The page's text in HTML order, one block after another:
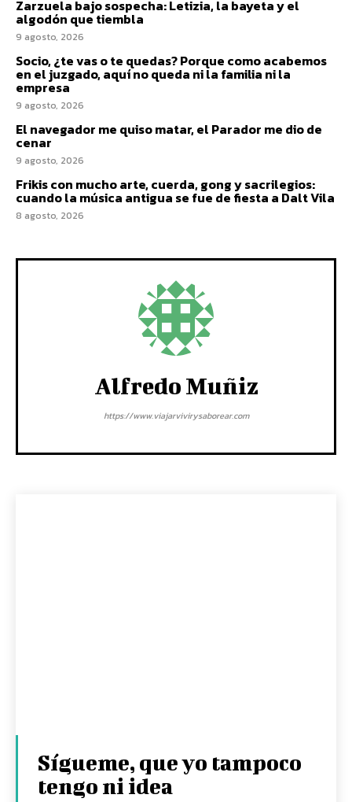
Zarzuela bajo sospecha: Letizia, la bayeta y el
algodón que tiembla
9 agosto, 2026
Socio, ¿te vas o te quedas? Porque como acabemos
en el juzgado, aquí no queda ni la familia ni la
empresa
9 agosto, 2026
El navegador me quiso matar, el Parador me dio de
cenar
9 agosto, 2026
Frikis con mucho arte, cuerda, gong y sacrilegios:
cuando la música antigua se fue de fiesta a Dalt Vila
8 agosto, 2026
Alfredo Muñiz
https://www.viajarvivirysaborear.com
Sígueme, que yo tampoco
tengo ni idea